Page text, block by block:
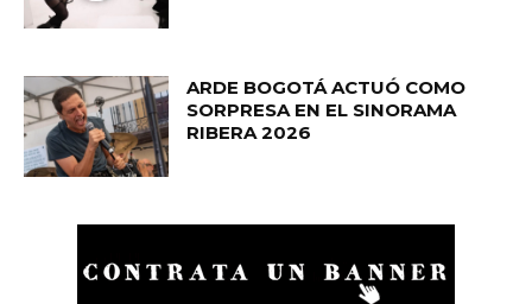
ARDE BOGOTÁ ACTUÓ COMO
SORPRESA EN EL SINORAMA
RIBERA 2026